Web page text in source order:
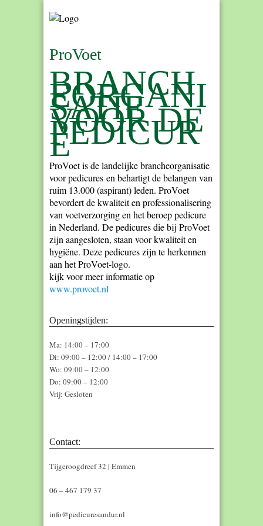
ProVoet
BRANCH
EORGANI
SATIE
VOOR DE
PEDICUR
E
ProVoet is de landelijke brancheorganisatie
voor pedicures en behartigt de belangen van
ruim 13.000 (aspirant) leden. ProVoet
bevordert de kwaliteit en professionalisering
van voetverzorging en het beroep pedicure
in Nederland. De pedicures die bij ProVoet
zijn aangesloten, staan voor kwaliteit en
hygiëne. Deze pedicures zijn te herkennen
aan het ProVoet-logo.
kijk voor meer informatie op
www.provoet.nl
Openingstijden:
Ma: 14:00 – 17:00
Di: 09:00 – 12:00 / 14:00 – 17:00
Wo: 09:00 – 12:00
Do: 09:00 – 12:00
Vrij: Gesloten
Contact:
Tijgeroogdreef 32 | Emmen
06 – 467 179 37
info@pedicuresandur.nl